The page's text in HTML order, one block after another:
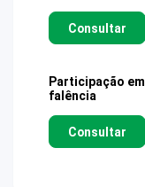
Consultar
Participação em
falência
Consultar